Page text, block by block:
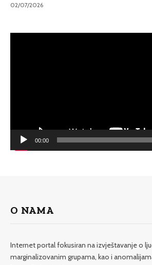
02/07/2026
00:00
O NAMA
Internet portal fokusiran na izvještavanje o
marginalizovanim grupama, kao i